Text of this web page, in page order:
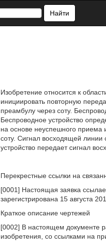
Найти
Изобретение относится к
инициировать повторную
преамбулу через соту.
Беспроводное устройство
на основе неуспешного приема
соту. Сигнал восходящей линии
устройство передает сигнал
Перекрестные ссылки на
[0001] Настоящая заявка
зарегистрирована 15 августа
Краткое описание чертежей
[0002] В настоящем документе
изобретения, со ссылками на